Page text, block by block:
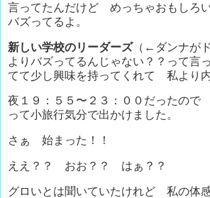
言ってたんだけど めっちゃおもしろ
バズってるよ。
新しい学校のリーダーズ（←ダンナが
よりバズってるんじゃない？？って言
てて少し興味を持ってくれて 私より内
夜１９：５５〜２３：００だったので
って小旅行気分で出かけました。
さぁ 始まった！！
ええ？？ おお？？ はぁ？？
グロいとは聞いていたけれど 私の体